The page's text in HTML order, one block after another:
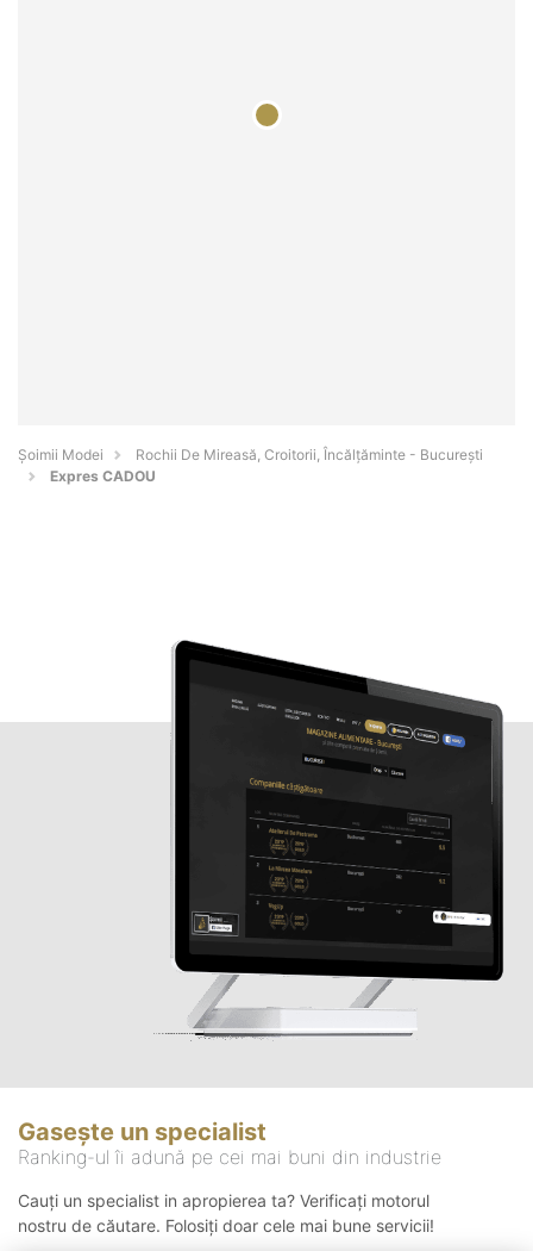
Șoimii Modei
Rochii De Mireasă, Croitorii, Încălțăminte - Bucureşti
Expres CADOU
Gasește un specialist
Ranking-ul îi adună pe cei mai buni din industrie
Cauți un specialist in apropierea ta? Verificați motorul
nostru de căutare. Folosiți doar cele mai bune servicii!